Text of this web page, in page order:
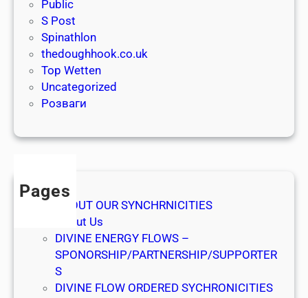
h
Public
S Post
Spinathlon
thedoughhook.co.uk
Top Wetten
Uncategorized
Розваги
Pages
ABOUT OUR SYNCHRNICITIES
About Us
DIVINE ENERGY FLOWS –
SPONORSHIP/PARTNERSHIP/SUPPORTER
S
DIVINE FLOW ORDERED SYCHRONICITIES